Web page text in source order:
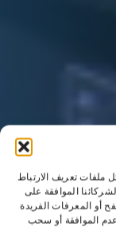
ملفات تعريف الارتباط
الموافقة على
أو المعرفات الفريدة
الموافقة أو سحب